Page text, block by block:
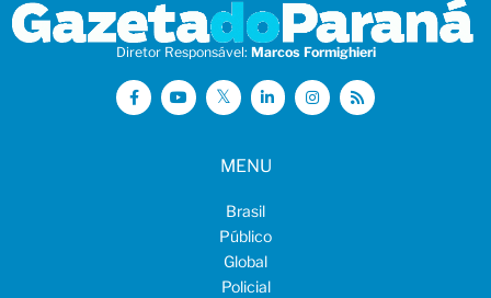
Diretor Responsável: Marcos Formighieri
MENU
Brasil
Público
Global
Policial